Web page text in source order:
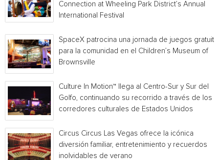
Connection at Wheeling Park District’s Annual
International Festival
SpaceX patrocina una jornada de juegos gratuita
para la comunidad en el Children’s Museum of
Brownsville
Culture In Motion™ llega al Centro-Sur y Sur del
Golfo, continuando su recorrido a través de los
corredores culturales de Estados Unidos
Circus Circus Las Vegas ofrece la icónica
diversión familiar, entretenimiento y recuerdos
inolvidables de verano